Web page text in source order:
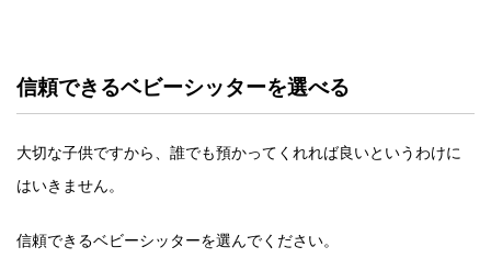
信頼できるベビーシッターを選べる
大切な子供ですから、誰でも預かってくれれば良いというわけに
はいきません。
信頼できるベビーシッターを選んでください。